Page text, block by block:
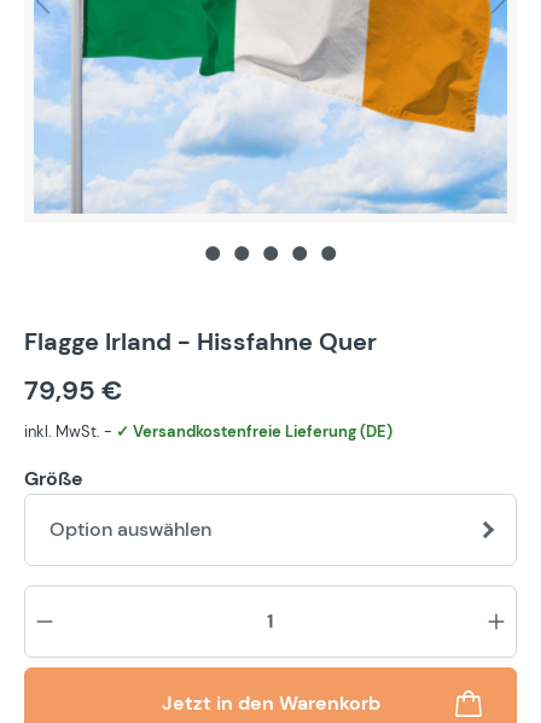
Flagge Irland - Hissfahne Quer
79,95 €
inkl. MwSt. - ✓ Versandkostenfreie Lieferung (DE)
Größe
Option auswählen
Jetzt in den Warenkorb